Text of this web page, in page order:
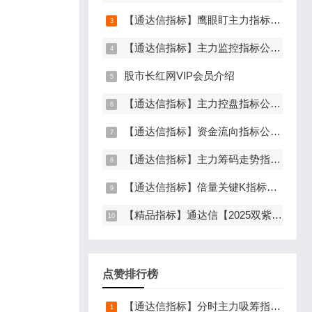
【通达信指标】鹰眼盯主力指标公式，发现主力异动资金（副图+选股）
【通达信指标】主力监控指标公式，监控主力资金和筹码异动（副图+选股）
股市长红网VIP会员介绍
【通达信指标】主力控盘指标公式，监控到主力控盘时间越长，后期爆发力越大（副图+选股）
【通达信指标】资金流向指标公式，主力加速建仓（副图+选股）
【通达信指标】主力筹码走势指标公式，主力吸筹，筹码集中度解析，挖掘大资金信号（副图+选股）
【通达信指标】倍量关键K指标公式，倍量三合一，关键起涨K线（主图+副图+选股）
【精品指标】通达信【2025双紫擒龙】指标，新版主图、副图、选股，主力吸筹套装，手机电脑通达信通用
点赞排行榜
【通达信指标】分时主力吸筹指标公式，分时量中显主力（分时副图）